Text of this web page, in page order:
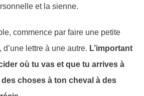
et la sienne.
commence par faire une petite
lettre à une autre. L’important
où tu vas et que tu arrives à
choses à ton cheval à des